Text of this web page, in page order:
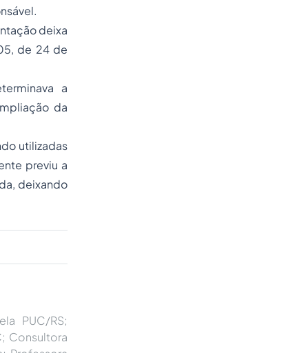
deixa
de 24 de
a
da
utilizadas
previu a
deixando
PUC/RS;
Consultora